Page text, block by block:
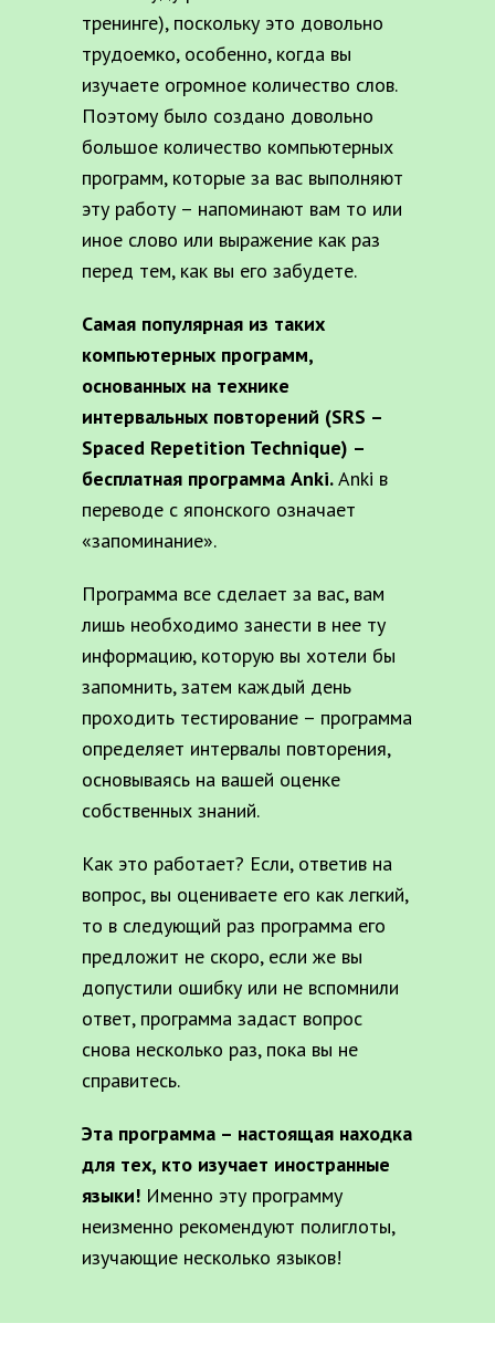
тренинге), поскольку это довольно
трудоемко, особенно, когда вы
изучаете огромное количество слов.
Поэтому было создано довольно
большое количество компьютерных
программ, которые за вас выполняют
эту работу – напоминают вам то или
иное слово или выражение как раз
перед тем, как вы его забудете.
Самая популярная из таких
компьютерных программ,
основанных на технике
интервальных повторений (SRS –
Spaced Repetition Technique) –
бесплатная программа Anki.Anki в
переводе с японского означает
«запоминание».
Программа все сделает за вас, вам
лишь необходимо занести в нее ту
информацию, которую вы хотели бы
запомнить, затем каждый день
проходить тестирование – программа
определяет интервалы повторения,
основываясь на вашей оценке
собственных знаний.
Как это работает? Если, ответив на
вопрос, вы оцениваете его как легкий,
то в следующий раз программа его
предложит не скоро, если же вы
допустили ошибку или не вспомнили
ответ, программа задаст вопрос
снова несколько раз, пока вы не
справитесь.
Эта программа – настоящая находка
для тех, кто изучает иностранные
языки! Именно эту программу
неизменно рекомендуют полиглоты,
изучающие несколько языков!